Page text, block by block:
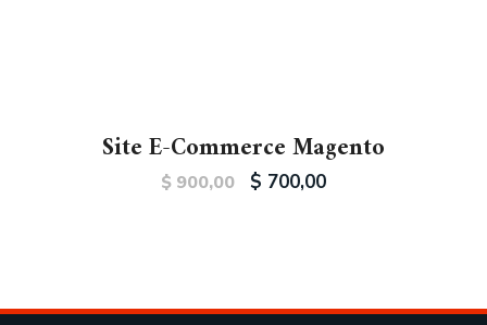
Site E-Commerce Magento
$ 900,00 $ 700,00